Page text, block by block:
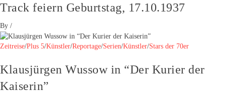
Track feiern Geburtstag, 17.10.1937
By /
Zeitreise/Plus 5/Künstler/Reportage/Serien/Künstler/Stars der 70er
Klausjürgen Wussow in “Der Kurier der
Kaiserin”